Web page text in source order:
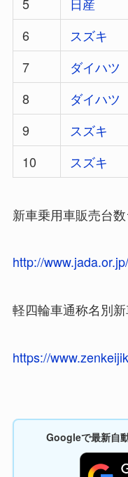
6
スズキ
7
ダイハツ
8
ダイハツ
9
スズキ
10
スズキ
新車乗用車販売台
http://www.jada.or.jp/
軽四輪車通称名別
https://
Googleで最新自